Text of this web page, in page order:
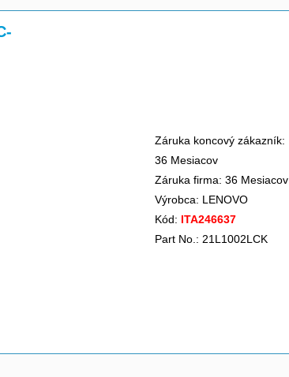
Záruka koncový zákazník:
36 Mesiacov
Záruka firma: 36 Mesiacov
Výrobca: LENOVO
Kód: ITA246637
Part No.: 21L1002LCK